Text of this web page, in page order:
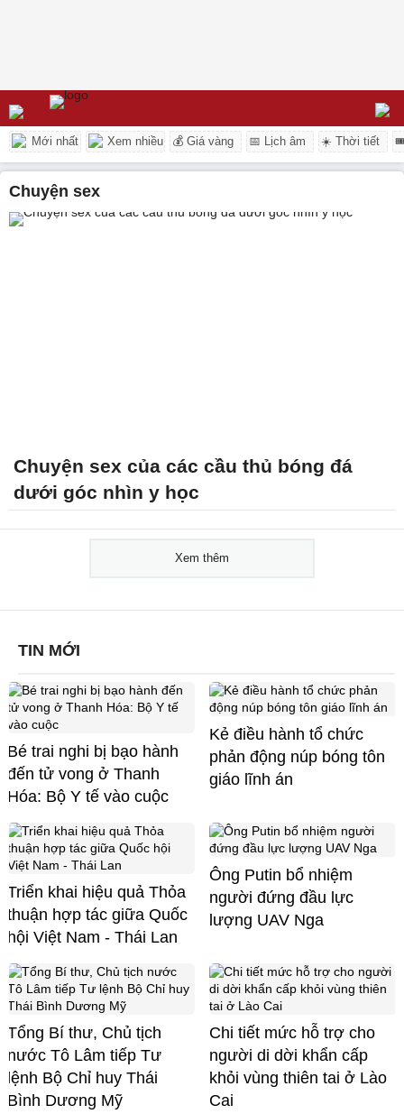
Mới nhất Xem nhiều 💰 Giá vàng 📅 Lịch âm ☀️ Thời tiết
chuyện sex
Chuyện sex của các cầu thủ bóng đá
dưới góc nhìn y học
Xem thêm
TIN MỚI
Bé trai nghi bị bạo hành
đến tử vong ở Thanh
Hóa: Bộ Y tế vào cuộc
Kẻ điều hành tổ chức
phản động núp bóng tôn
giáo lĩnh án
Triển khai hiệu quả Thỏa
thuận hợp tác giữa Quốc
hội Việt Nam - Thái Lan
Ông Putin bổ nhiệm
người đứng đầu lực
lượng UAV Nga
Tổng Bí thư, Chủ tịch
nước Tô Lâm tiếp Tư
lệnh Bộ Chỉ huy Thái
Bình Dương Mỹ
Chi tiết mức hỗ trợ cho
người di dời khẩn cấp
khỏi vùng thiên tai ở Lào
Cai